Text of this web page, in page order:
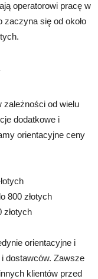
operatorowi pracę w
się od około
zależności od wielu
dodatkowe i
orientacyjne ceny
800 złotych
złotych
orientacyjne i
dostawców. Zawsze
klientów przed